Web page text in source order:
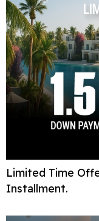
Limited Time
Installment.